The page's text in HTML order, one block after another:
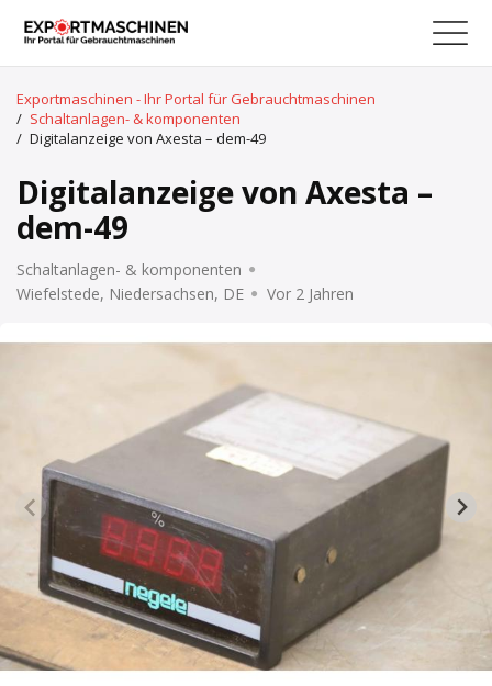
Exportmaschinen - Ihr Portal für Gebrauchtmaschinen
/ Schaltanlagen- & komponenten
/ Digitalanzeige von Axesta – dem-49
Digitalanzeige von Axesta –
dem-49
Schaltanlagen- & komponenten
Wiefelstede, Niedersachsen, DE
Vor 2 Jahren